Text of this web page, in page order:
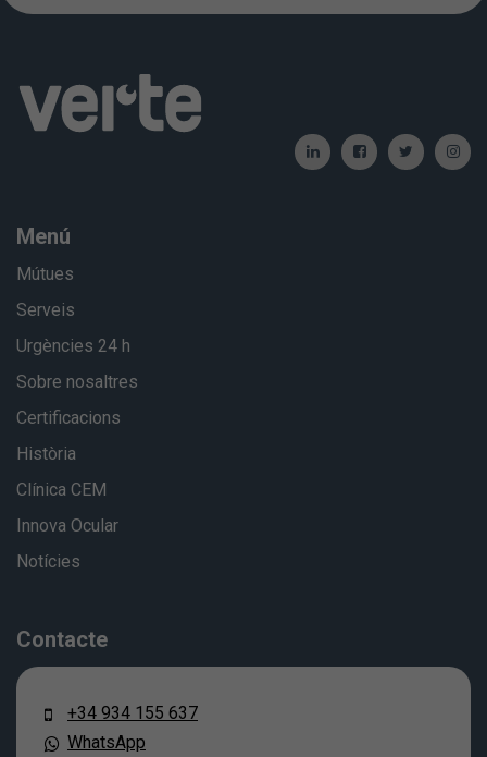
Menú
Mútues
Serveis
Urgències 24 h
Sobre nosaltres
Certificacions
Història
Clínica CEM
Innova Ocular
Notícies
Contacte
+34 934 155 637
WhatsApp